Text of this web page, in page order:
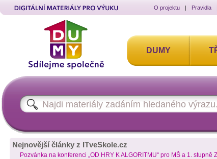
O projektu | Pravidla
DUMY
Nejnovější články z ITveSkole.cz
Pozvánka na konferenci „OD HRY K ALGORITMU“ pro MŠ a 1. stupně